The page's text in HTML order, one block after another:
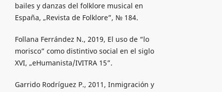
bailes y danzas del folklore musical en
España, „Revista de Folklore”, № 184.
Follana Ferrández N., 2019, El uso de “lo
morisco” como distintivo social en el siglo
XVI, „eHumanista/IVITRA 15”.
Garrido Rodríguez P., 2011, Inmigración y